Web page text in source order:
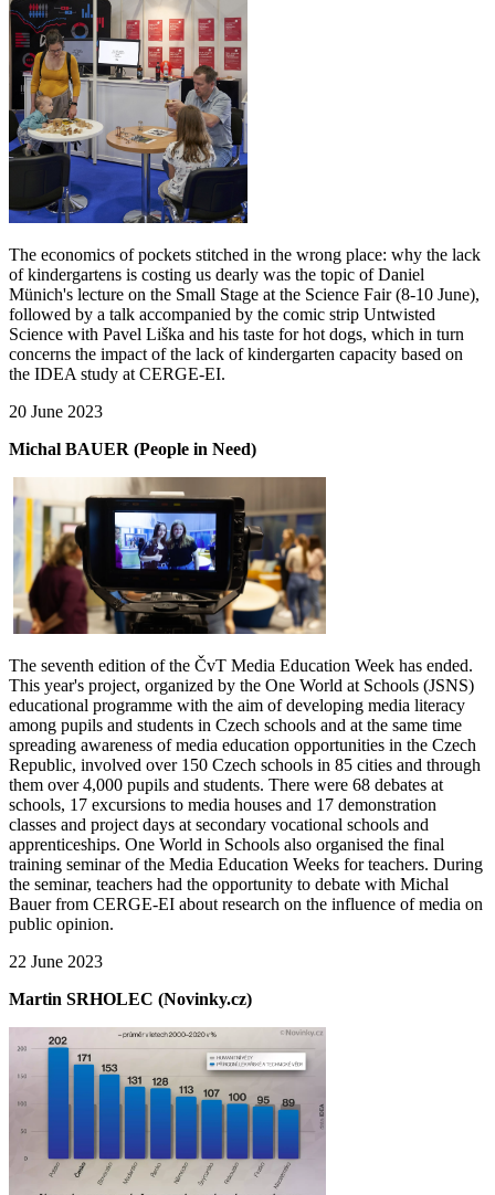
The economics of pockets stitched in the wrong place: why the lack
of kindergartens is costing us dearly was the topic of Daniel
Münich's lecture on the Small Stage at the Science Fair (8-10 June),
followed by a talk accompanied by the comic strip Untwisted
Science with Pavel Liška and his taste for hot dogs, which in turn
concerns the impact of the lack of kindergarten capacity based on
the IDEA study at CERGE-EI.
20 June 2023
Michal BAUER (People in Need)
The seventh edition of the ČvT Media Education Week has ended.
This year's project, organized by the One World at Schools (JSNS)
educational programme with the aim of developing media literacy
among pupils and students in Czech schools and at the same time
spreading awareness of media education opportunities in the Czech
Republic, involved over 150 Czech schools in 85 cities and through
them over 4,000 pupils and students. There were 68 debates at
schools, 17 excursions to media houses and 17 demonstration
classes and project days at secondary vocational schools and
apprenticeships. One World in Schools also organised the final
training seminar of the Media Education Weeks for teachers. During
the seminar, teachers had the opportunity to debate with Michal
Bauer from CERGE-EI about research on the influence of media on
public opinion.
22 June 2023
Martin SRHOLEC (Novinky.cz)